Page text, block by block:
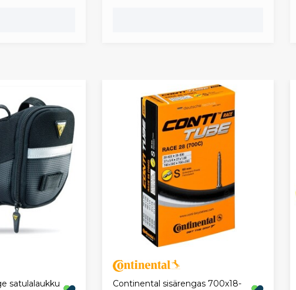
satulalaukku
Continental sisärengas 700x18-